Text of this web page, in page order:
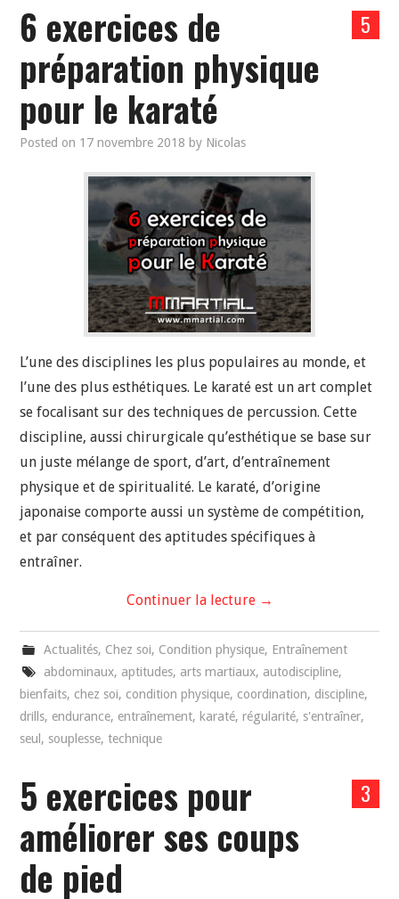
5
6 exercices de
préparation physique
pour le karaté
Posted on 17 novembre 2018 by Nicolas
L’une des disciplines les plus populaires au monde, et
l’une des plus esthétiques. Le karaté est un art complet
se focalisant sur des techniques de percussion. Cette
discipline, aussi chirurgicale qu’esthétique se base sur
un juste mélange de sport, d’art, d’entraînement
physique et de spiritualité. Le karaté, d’origine
japonaise comporte aussi un système de compétition,
et par conséquent des aptitudes spécifiques à
entraîner.
Continuer la lecture →
Actualités, Chez soi, Condition physique, Entraînement
abdominaux, aptitudes, arts martiaux, autodiscipline,
bienfaits, chez soi, condition physique, coordination, discipline,
drills, endurance, entraînement, karaté,régularité, s'entraîner,
seul , souplesse, technique
3
5 exercices pour
améliorer ses coups
de pied